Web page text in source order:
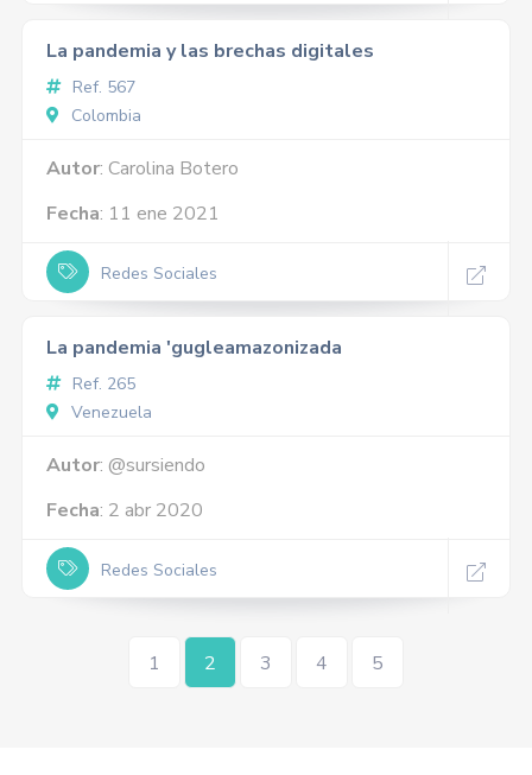
La pandemia y las brechas digitales
Ref. 567
Colombia
Autor: Carolina Botero
Fecha: 11 ene 2021
Redes Sociales
La pandemia 'gugleamazonizada
Ref. 265
Venezuela
Autor: @sursiendo
Fecha: 2 abr 2020
Redes Sociales
1 2 3 4 5